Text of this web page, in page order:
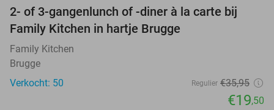
46%
2- of 3-gangenlunch of -diner à la carte bij
Family Kitchen in hartje Brugge
Family Kitchen
Brugge
Verkocht: 50
Regulier €35,95
€19,50